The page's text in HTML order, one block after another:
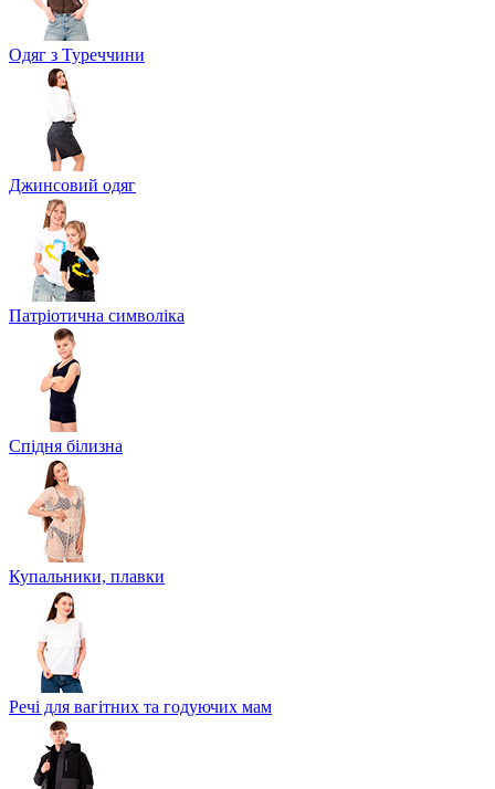
Одяг з Туреччини
Джинсовий одяг
Патріотична символіка
Спідня білизна
Купальники, плавки
Речі для вагітних та годуючих мам